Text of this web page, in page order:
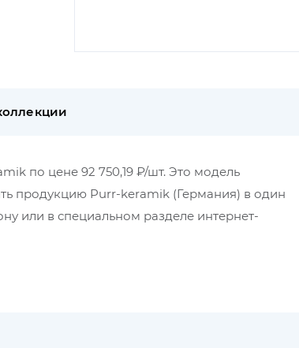
по цене 92 750,19 ₽/шт. Это модель
продукцию Purr-keramik (Германия) в один
или в специальном разделе интернет-